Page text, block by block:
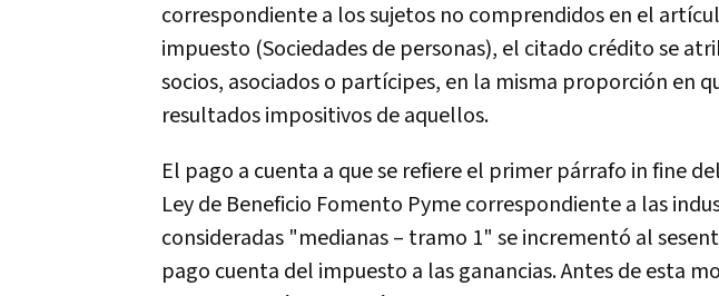
correspondiente a los sujetos no comprendidos en el
impuesto (Sociedades de personas), el citado crédito se
socios, asociados o partícipes, en la misma proporción en
resultados impositivos de aquellos.
El pago a cuenta a que se refiere el primer párrafo in fine
Ley de Beneficio Fomento Pyme correspondiente a las
consideradas "medianas – tramo 1" se incrementó al
pago cuenta del impuesto a las ganancias. Antes de esta